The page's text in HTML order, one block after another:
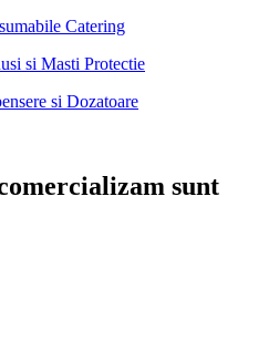
Catering
si Masti Protectie
si Dozatoare
sunt